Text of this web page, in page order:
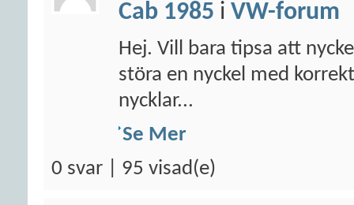
Cab 1985 i VW-forum
Hej. Vill bara tipsa att
störa en nyckel med
nycklar...
Se Mer
0 svar | 95 visad(e)